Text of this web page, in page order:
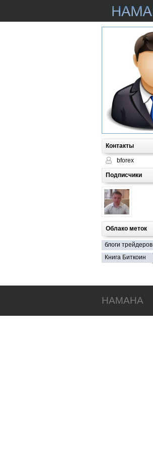
Контакты
bforex
Подписчики
Облако меток
блоги трейдеров
Книга Биткоин
HAMAHA